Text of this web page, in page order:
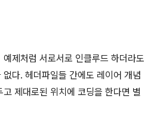
제처럼 서로서로 인클루드 하더라도
다. 헤더파일들 간에도 레이어 개념
제대로된 위치에 코딩을 한다면 별